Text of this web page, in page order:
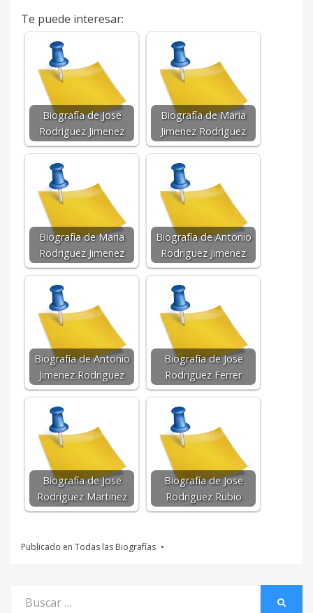
Te puede interesar:
Biografía de Jose
Rodriguez Jimenez
Biografía de Maria
Jimenez Rodriguez
Biografía de Maria
Rodriguez Jimenez
Biografía de Antonio
Rodriguez Jimenez
Biografía de Antonio
Jimenez Rodriguez
Biografía de Jose
Rodriguez Ferrer
Biografía de Jose
Rodriguez Martinez
Biografía de Jose
Rodriguez Rubio
Publicado en Todas las Biografías